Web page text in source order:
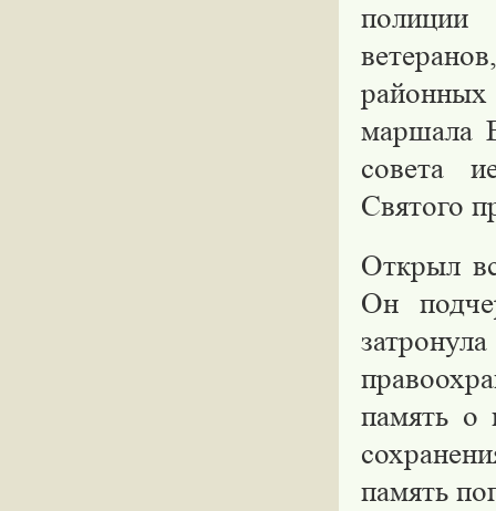
полиции
маршала
совета
Святого
Открыл
Он
память о
память